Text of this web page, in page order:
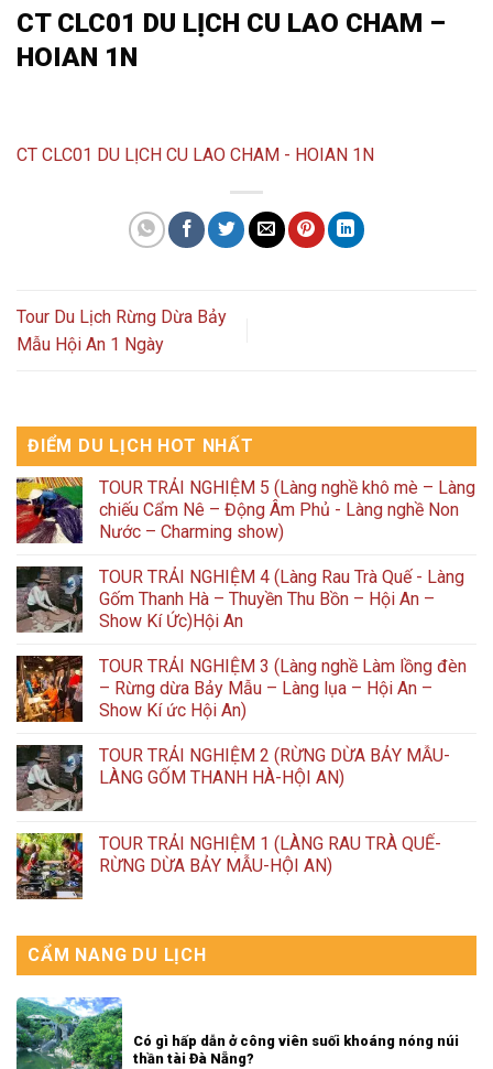
CT CLC01 DU LỊCH CU LAO CHAM –
HOIAN 1N
CT CLC01 DU LỊCH CU LAO CHAM - HOIAN 1N
Tour Du Lịch Rừng Dừa Bảy
Mẫu Hội An 1 Ngày
ĐIỂM DU LỊCH HOT NHẤT
TOUR TRẢI NGHIỆM 5 (Làng nghề khô mè – Làng
chiếu Cẩm Nê – Động Âm Phủ - Làng nghề Non
Nước – Charming show)
TOUR TRẢI NGHIỆM 4 (Làng Rau Trà Quế - Làng
Gốm Thanh Hà – Thuyền Thu Bồn – Hội An –
Show Kí Ức)Hội An
TOUR TRẢI NGHIỆM 3 (Làng nghề Làm lồng đèn
– Rừng dừa Bảy Mẫu – Làng lụa – Hội An –
Show Kí ức Hội An)
TOUR TRẢI NGHIỆM 2 (RỪNG DỪA BẢY MẪU-
LÀNG GỐM THANH HÀ-HỘI AN)
TOUR TRẢI NGHIỆM 1 (LÀNG RAU TRÀ QUẾ-
RỪNG DỪA BẢY MẪU-HỘI AN)
CẨM NANG DU LỊCH
Có gì hấp dẫn ở công viên suối khoáng nóng núi
thần tài Đà Nẵng?